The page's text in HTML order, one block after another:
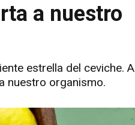
a nuestro
estrella del ceviche. A
nuestro organismo.